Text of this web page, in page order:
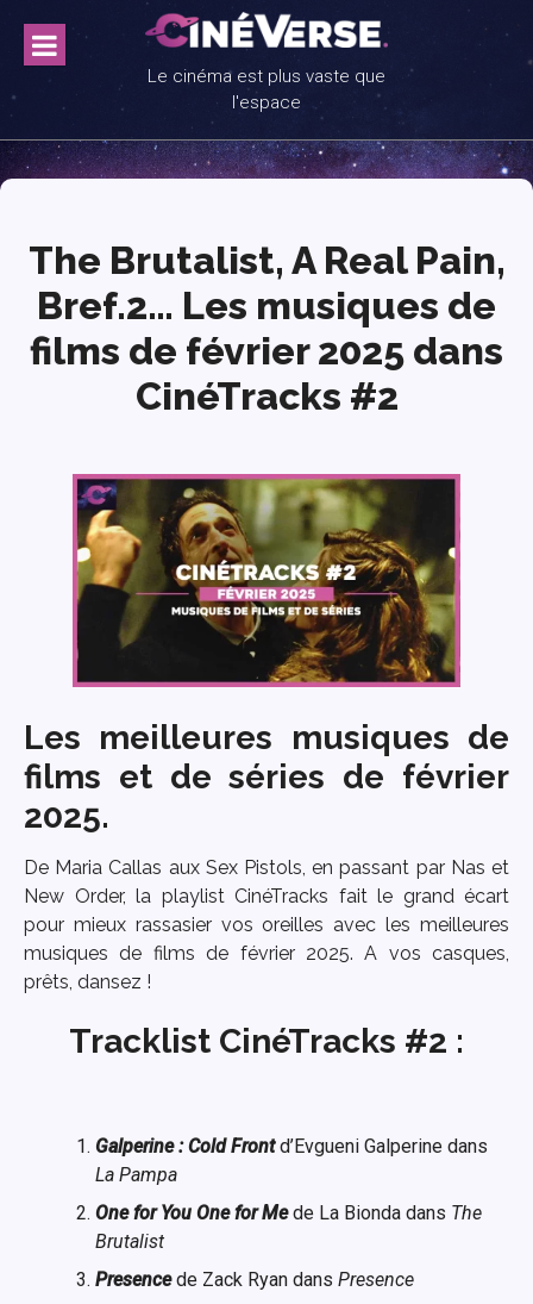
content
Le cinéma est plus vaste que
l'espace
The Brutalist, A Real Pain,
Bref.2… Les musiques de
films de février 2025 dans
CinéTracks #2
Les meilleures musiques de
films et de séries de février
2025.
De Maria Callas aux Sex Pistols, en passant par Nas et
New Order, la playlist CinéTracks fait le grand écart
pour mieux rassasier vos oreilles avec les meilleures
musiques de films de février 2025. A vos casques,
prêts, dansez !
Tracklist CinéTracks #2 :
Galperine : Cold Front d’Evgueni Galperine dans
La Pampa
One for You One for Mede La Bionda dans The
Brutalist
Presencede Zack Ryan dans Presence